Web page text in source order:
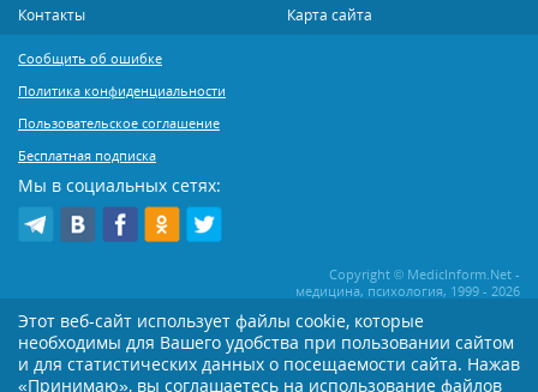
Контакты
Карта сайта
Сообщить об ошибке
Политика конфиденциальности
Пользовательское соглашение
Бесплатная подписка
Мы в социальных сетях:
Copyright © MedicInform.Net -
медицина, психология, 1999 - 2026
Копирование или иное распространение статей нашего сайта строго
воспрещается. Копирование раздела "Новости" допускается при наличии
активной открытой для поисковиков ссылки на MedicInform.Net
Этот веб-сайт использует файлы cookie, которые
необходимы для Вашего удобства при пользовании сайтом
и для статистических данных о посещаемости сайта. Нажав
«Принимаю», вы соглашаетесь на использование файлов